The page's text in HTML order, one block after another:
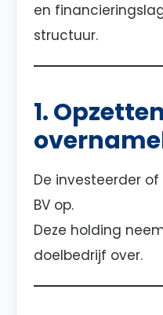
en
structuur.
1.
De investeerder
BV op.
Deze holding
doelbedrijf over.